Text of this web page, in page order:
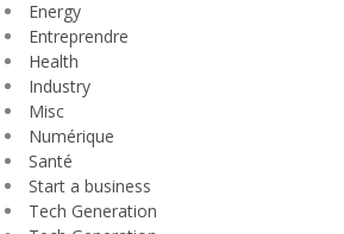
Energy
Entreprendre
Health
Industry
Misc
Numérique
Santé
Start a business
Tech Generation